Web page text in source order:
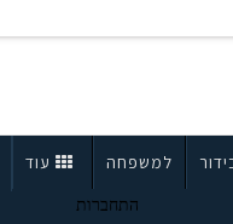
למשפחה עוד
התחברות